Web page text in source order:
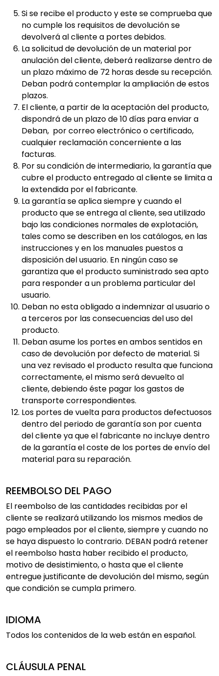
Si se recibe el producto y este se comprueba que
no cumple los requisitos de devolución se
devolverá al cliente a portes debidos.
La solicitud de devolución de un material por
anulación del cliente, deberá realizarse dentro de
un plazo máximo de 72 horas desde su recepción.
Deban podrá contemplar la ampliación de estos
plazos.
El cliente, a partir de la aceptación del producto,
dispondrá de un plazo de 10 días para enviar a
Deban, por correo electrónico o certificado,
cualquier reclamación concerniente a las
facturas.
Por su condición de intermediario, la garantía que
cubre el producto entregado al cliente se limita a
la extendida por el fabricante.
La garantía se aplica siempre y cuando el
producto que se entrega al cliente, sea utilizado
bajo las condiciones normales de explotación,
tales como se describen en los catálogos, en las
instrucciones y en los manuales puestos a
disposición del usuario. En ningún caso se
garantiza que el producto suministrado sea apto
para responder a un problema particular del
usuario.
Deban no esta obligado a indemnizar al usuario o
a terceros por las consecuencias del uso del
producto.
Deban asume los portes en ambos sentidos en
caso de devolución por defecto de material. Si
una vez revisado el producto resulta que funciona
correctamente, el mismo será devuelto al
cliente, debiendo éste pagar los gastos de
transporte correspondientes.
Los portes de vuelta para productos defectuosos
dentro del periodo de garantía son por cuenta
del cliente ya que el fabricante no incluye dentro
de la garantía el coste de los portes de envío del
material para su reparación.
REEMBOLSO DEL PAGO
El reembolso de las cantidades recibidas por el
cliente se realizará utilizando los mismos medios de
pago empleados por el cliente, siempre y cuando no
se haya dispuesto lo contrario. DEBAN podrá retener
el reembolso hasta haber recibido el producto,
motivo de desistimiento, o hasta que el cliente
entregue justificante de devolución del mismo, según
que condición se cumpla primero.
IDIOMA
Todos los contenidos de la web están en español.
CLÁUSULA PENAL